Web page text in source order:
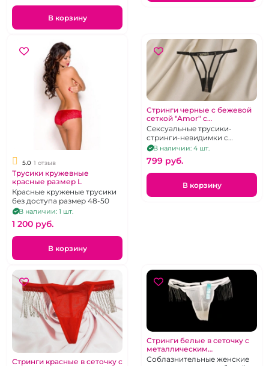
В корзину
5.0 1 отзыв
Трусики кружевные
красные размер L
Красные круженые трусики
без доступа размер 48-50
В наличии: 1 шт.
1 200 pуб.
В корзину
Стринги черные c бежевой
сеткой "Amor" с
металлическим
украшением размер М-XL
Сексуальные трусики-
стринги-невидимки с
чёрной окантовкой и
украшением мерцающим
стразами на пояске. Размер
М/XL
В наличии: 4 шт.
799 pуб.
В корзину
Стринги красные в сеточку с
Стринги белые в сеточку с
металлическим
украшением бахрома
Соблазнительные женские